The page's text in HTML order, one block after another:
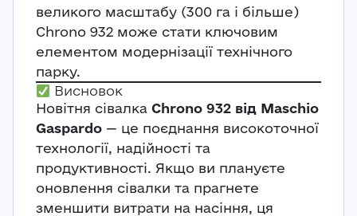
великого масштабу (300 га і більше)
Chrono 932 може стати ключовим
елементом модернізації технічного
парку.
Висновок
Новітня сівалка Chrono 932 від Maschio
Gaspardo — це поєднання високоточної
технології, надійності та
продуктивності. Якщо ви плануєте
оновлення сівалки та прагнете
зменшити витрати на насіння, ця
Увійти